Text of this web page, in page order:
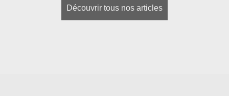
Découvrir tous nos articles